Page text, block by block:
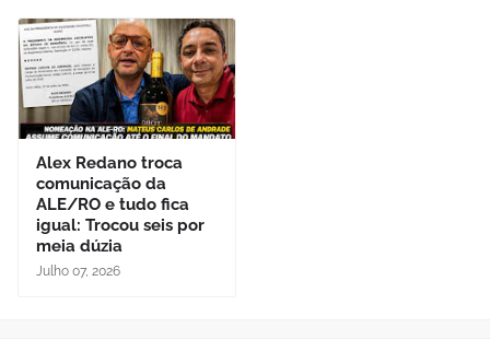
Alex Redano troca
comunicação da
ALE/RO e tudo fica
igual: Trocou seis por
meia dúzia
Julho 07, 2026